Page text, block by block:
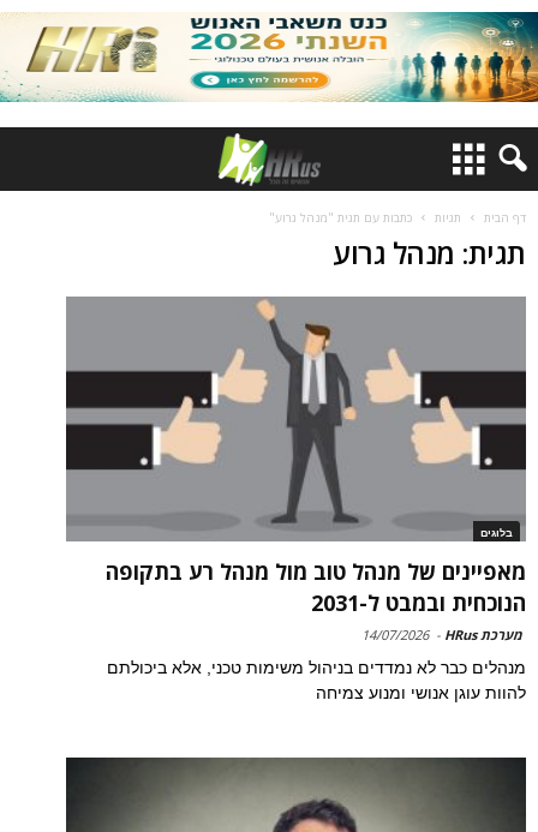
דף הבית תגיות כתבות עם תגית "מנהל גרוע"
תגית: מנהל גרוע
בלוגים
מאפיינים של מנהל טוב מול מנהל רע בתקופה
הנוכחית ובמבט ל-2031
מערכת HRus -
14/07/2026
מנהלים כבר לא נמדדים בניהול משימות טכני, אלא ביכולתם
להוות עוגן אנושי ומנוע צמיחה